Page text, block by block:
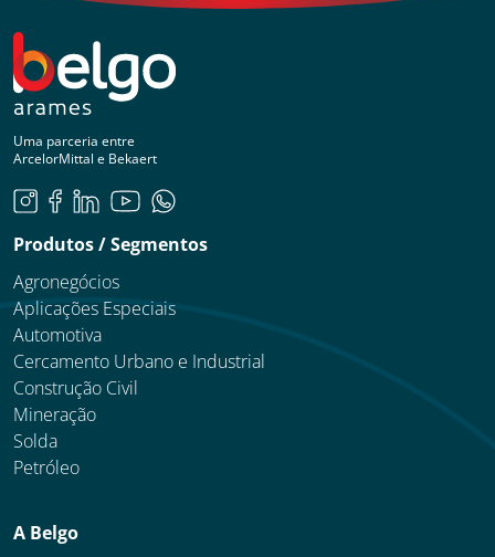
Uma parceria entre
ArcelorMittal e Bekaert
Produtos / Segmentos
Agronegócios
Aplicações Especiais
Automotiva
Cercamento Urbano e Industrial
Construção Civil
Mineração
Solda
Petróleo
A Belgo